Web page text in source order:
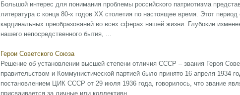
Большой интерес для понимания проблемы российского патриотизма
литература с конца 80-х годов XX столетия по настоящее время. Этот
кардинальных преобразований во всех сферах нашей жизни. Глубокие
нашего непосредственного бытия, ...
Герои Советского Союза
Решение об установлении высшей степени отличия СССР – звания Героя
правительством и Коммунистической партией было принято 16 апреля 1934
постановлением ЦИК СССР от 29 июля 1936 года, говорилось, что звание
присваивается за личные или коллективн ...